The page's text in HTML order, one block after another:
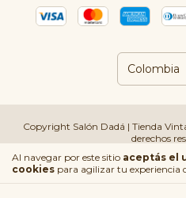
Al navegar por este sitio aceptás el
cookies para agilizar tu experiencia
Copyright Salón Dadá | Tienda
derechos